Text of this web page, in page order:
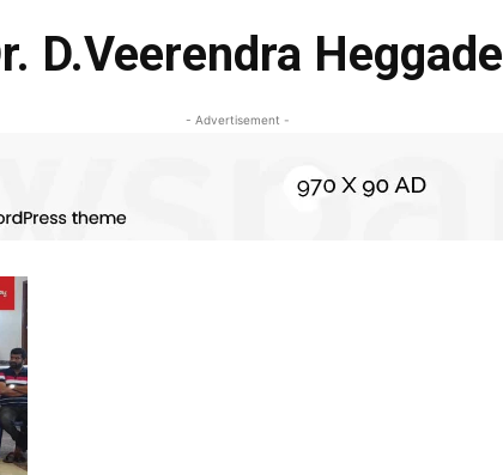
D.Veerendra Heggade
- Advertisement -